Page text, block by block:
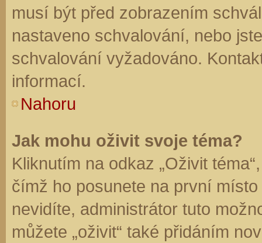
musí být před zobrazením
nastaveno schvalování, nebo
schvalování vyžadováno.
informací.
Nahoru
Jak mohu oživit svoje téma?
Kliknutím na odkaz „Oživit
čímž ho posunete na první
nevidíte, administrátor tuto
můžete „oživit“ také přidáním